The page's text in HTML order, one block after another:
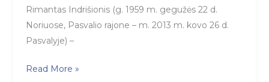
Rimantas Indrišionis (g. 1959 m. gegužės 22 d.
Noriuose, Pasvalio rajone – m. 2013 m. kovo 26 d.
Pasvalyje) –
Biržuose
Read More »